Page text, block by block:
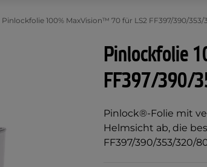
Pinlockfolie 100% MaxVision™ 70 für LS2 FF397/390/
Pinlockfolie
FF397/390/
Pinlock®-Folie mit
Helmsicht ab, die
FF397/390/353/320/